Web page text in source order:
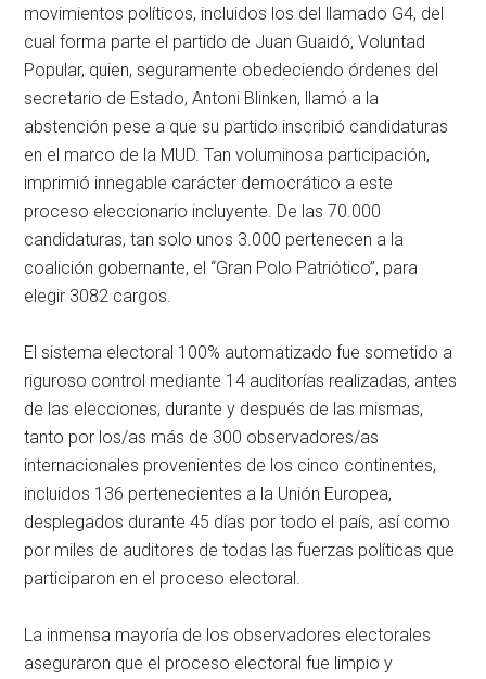
movimientos políticos, incluidos los del llamado G4, del
cual forma parte el partido de Juan Guaidó, Voluntad
Popular, quien, seguramente obedeciendo órdenes del
secretario de Estado, Antoni Blinken, llamó a la
abstención pese a que su partido inscribió candidaturas
en el marco de la MUD. Tan voluminosa participación,
imprimió innegable carácter democrático a este
proceso eleccionario incluyente. De las 70.000
candidaturas, tan solo unos 3.000 pertenecen a la
coalición gobernante, el “Gran Polo Patriótico”, para
elegir 3082 cargos.
El sistema electoral 100% automatizado fue sometido a
riguroso control mediante 14 auditorías realizadas, antes
de las elecciones, durante y después de las mismas,
tanto por los/as más de 300 observadores/as
internacionales provenientes de los cinco continentes,
incluidos 136 pertenecientes a la Unión Europea,
desplegados durante 45 días por todo el país, así como
por miles de auditores de todas las fuerzas políticas que
participaron en el proceso electoral.
La inmensa mayoría de los observadores electorales
aseguraron que el proceso electoral fue limpio y